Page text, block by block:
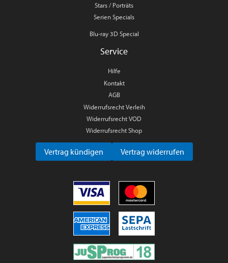
Stars / Porträts
Serien Specials
Blu-ray 3D Special
Service
Hilfe
Kontakt
AGB
Widerrufsrecht Verleih
Widerrufsrecht VOD
Widerrufsrecht Shop
Vertrag kündigen Vertrag widerrufen